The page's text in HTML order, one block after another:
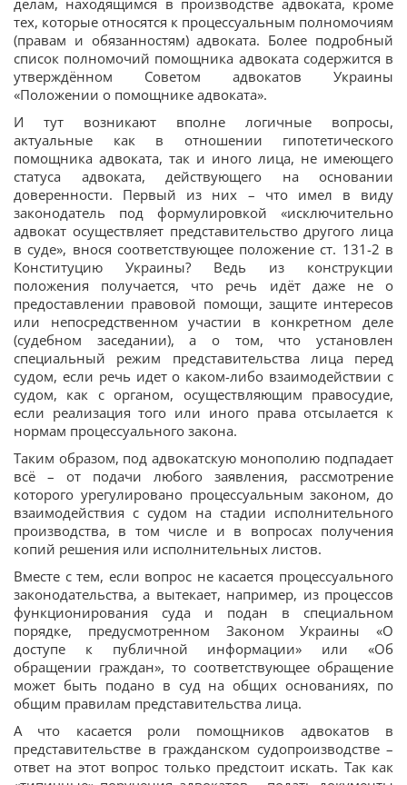
делам, находящимся в производстве адвоката, кроме
тех, которые относятся к процессуальным полномочиям
(правам и обязанностям) адвоката. Более подробный
список полномочий помощника адвоката содержится в
утверждённом Советом адвокатов Украины
«Положении о помощнике адвоката».
И тут возникают вполне логичные вопросы,
актуальные как в отношении гипотетического
помощника адвоката, так и иного лица, не имеющего
статуса адвоката, действующего на основании
доверенности. Первый из них – что имел в виду
законодатель под формулировкой «исключительно
адвокат осуществляет представительство другого лица
в суде», внося соответствующее положение ст. 131-2 в
Конституцию Украины? Ведь из конструкции
положения получается, что речь идёт даже не о
предоставлении правовой помощи, защите интересов
или непосредственном участии в конкретном деле
(судебном заседании), а о том, что установлен
специальный режим представительства лица перед
судом, если речь идет о каком-либо взаимодействии с
судом, как с органом, осуществляющим правосудие,
если реализация того или иного права отсылается к
нормам процессуального закона.
Таким образом, под адвокатскую монополию подпадает
всё – от подачи любого заявления, рассмотрение
которого урегулировано процессуальным законом, до
взаимодействия с судом на стадии исполнительного
производства, в том числе и в вопросах получения
копий решения или исполнительных листов.
Вместе с тем, если вопрос не касается процессуального
законодательства, а вытекает, например, из процессов
функционирования суда и подан в специальном
порядке, предусмотренном Законом Украины «О
доступе к публичной информации» или «Об
обращении граждан», то соответствующее обращение
может быть подано в суд на общих основаниях, по
общим правилам представительства лица.
А что касается роли помощников адвокатов в
представительстве в гражданском судопроизводстве –
ответ на этот вопрос только предстоит искать. Так как